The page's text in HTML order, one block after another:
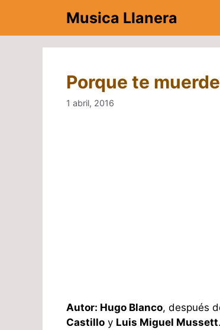
contenido
Musica Llanera
Porque te
1 abril, 2016
Autor: Hugo Blanco, después
Castillo y Luis Miguel Mussett.